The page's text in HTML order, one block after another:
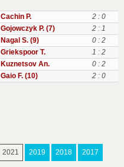
Cachin P.
2 : 0
Gojowczyk P. (7)
2 : 1
Nagal S. (9)
0 : 2
Griekspoor T.
1 : 2
Kuznetsov An.
0 : 2
Gaio F. (10) 2 : 0
2021 2019 2018 2017